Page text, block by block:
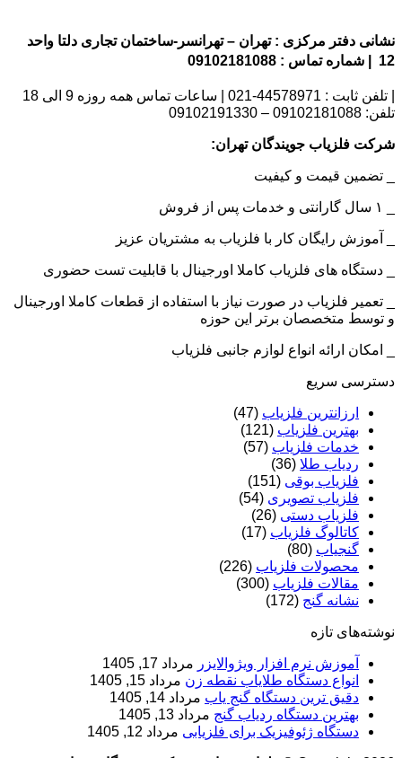
نشانی دفتر مرکزی : تهران – تهرانسر-ساختمان تجاری دلتا واحد
12 | شماره تماس : 09102181088
| تلفن ثابت : 44578971-021 | ساعات تماس همه روزه 9 الی 18
تلفن: 09102181088 – 09102191330
شرکت فلزیاب جویندگان تهران:
_ تضمین قیمت و کیفیت
_ آموزش رایگان کار با فلزیاب به مشتریان عزیز
_ دستگاه های فلزیاب کاملا اورجینال با قابلیت تست حضوری
_ تعمیر فلزیاب در صورت نیاز با استفاده از قطعات کاملا اورجینال
و توسط متخصصان برتر این حوزه
_ امکان ارائه انواع لوازم جانبی فلزیاب
دسترسی سریع
ارزانترین فلزیاب (47)
بهترین فلزیاب (121)
خدمات فلزیاب (57)
ردیاب طلا (36)
فلزیاب بوقی (151)
فلزیاب تصویری (54)
فلزیاب دستی (26)
کاتالوگ فلزیاب (17)
گنجیاب (80)
محصولات فلزیاب (226)
مقالات فلزیاب (300)
نشانه گنج (172)
نوشته‌های تازه
آموزش نرم‌ افزار ویژوالایزر مرداد 17, 1405
انواع دستگاه طلایاب نقطه زن مرداد 15, 1405
دقیق ترین دستگاه گنج یاب مرداد 14, 1405
بهترین دستگاه ردیاب گنج مرداد 13, 1405
دستگاه ژئوفیزیک برای فلزیابی مرداد 12, 1405